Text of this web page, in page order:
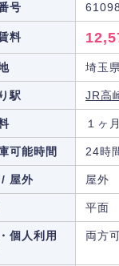
号
料
埼玉
駅 JR高
１ヶ月
可能時間 24時
屋外 屋外
平面
個人利用
両方